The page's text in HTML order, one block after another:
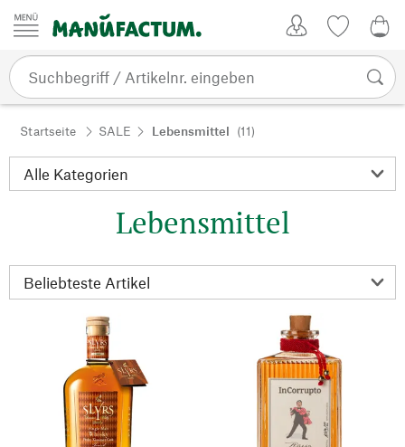
Zum Inhalt springen
Startseite SALE Lebensmittel (11)
Lebensmittel